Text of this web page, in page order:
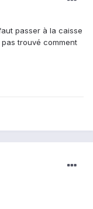
passer à la caisse
trouvé comment